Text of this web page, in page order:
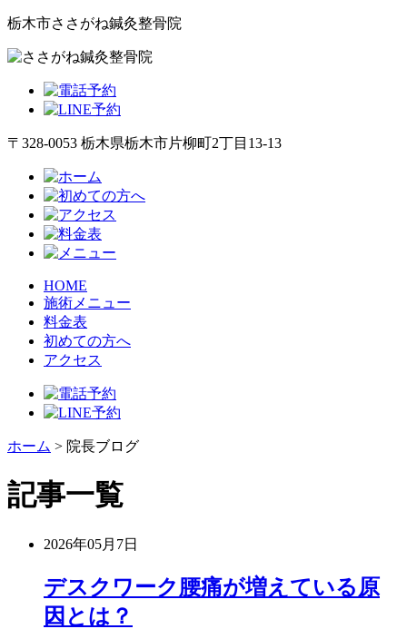
栃木市ささがね鍼灸整骨院
〒328-0053 栃木県栃木市片柳町2丁目13-13
HOME
施術メニュー
料金表
初めての方へ
アクセス
ホーム > 院長ブログ
記事一覧
2026年05月7日
デスクワーク腰痛が増えている原
因とは？